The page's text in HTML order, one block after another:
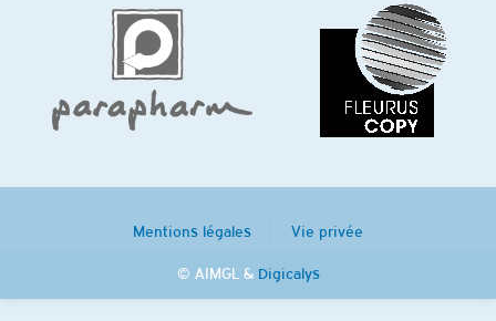
Mentions légales Vie privée
© AIMGL & Digicalys